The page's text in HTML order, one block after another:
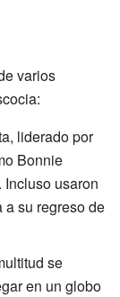
varios
liderado por
Bonnie
usaron
a su regreso de
se
en un globo